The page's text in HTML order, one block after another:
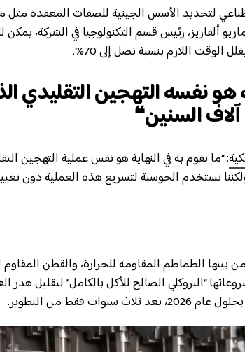
لتحديد الأسس الجينية للصفات المعقدة مثل
ألفاريز، رئيس قسم التكنولوجيا في الشركة، يمكن
الوقت اللازم بنسبة تصل إلى 70%.
هو نفسه التهجين التقليدي
السنين❝
: “ما نقوم به في النهاية هو نفس عملية التهجين
نستخدم الحوسبة لتسريع هذه العملية دون
الطماطم المقاومة للحرارة، والقطن المقاوم
“البروكلي الصالح للأكل بالكامل” لتقليل هدر
فقط من التطوير.